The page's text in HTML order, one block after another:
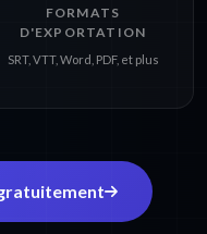
FORMATS
D'EXPORTATION
SRT, VTT, Word, PDF, et plus